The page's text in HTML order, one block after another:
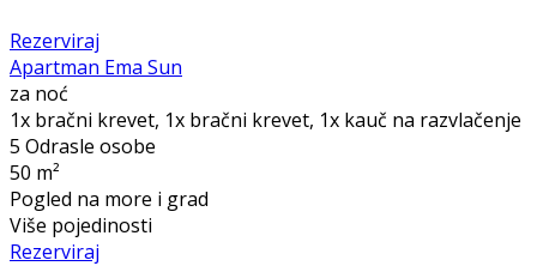
Rezerviraj
Apartman Ema Sun
za noć
1x bračni krevet, 1x bračni krevet, 1x kauč na razvlačenje
5 Odrasle osobe
50 m²
Pogled na more i grad
Više pojedinosti
Rezerviraj